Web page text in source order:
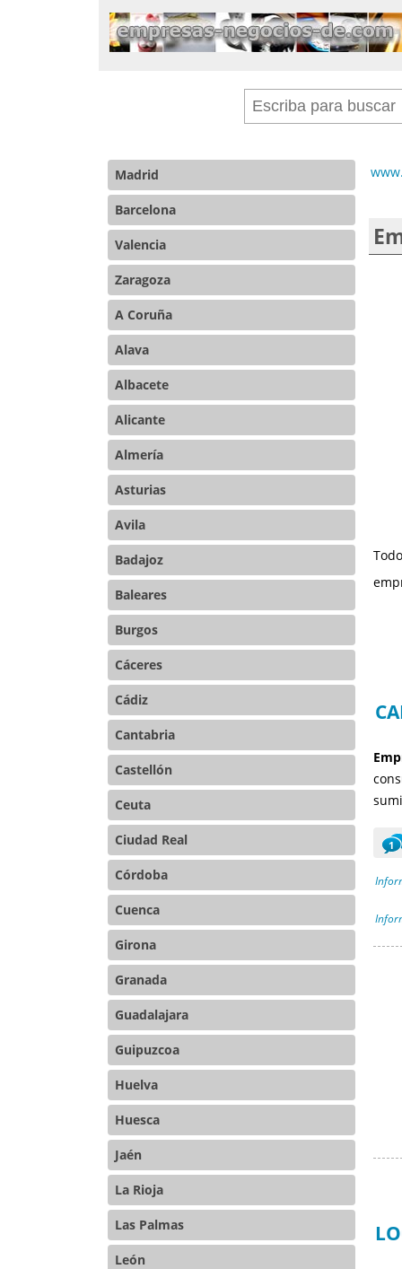
Madrid
Barcelona
Valencia
Zaragoza
A Coruña
Alava
Albacete
Alicante
Almería
Asturias
Avila
Badajoz
Baleares
Burgos
Cáceres
Cádiz
Cantabria
Castellón
Ceuta
Ciudad Real
Córdoba
Cuenca
Girona
Granada
Guadalajara
Guipuzcoa
Huelva
Huesca
Jaén
La Rioja
Las Palmas
León
1